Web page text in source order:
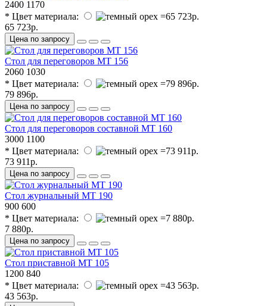
2400 1170
* Цвет материала:
65 723р.
Цена по запросу
Стол для переговоров МТ 156
2060 1030
* Цвет материала:
79 896р.
Цена по запросу
Стол для переговоров составной МТ 160
3000 1100
* Цвет материала:
73 911р.
Цена по запросу
Стол журнальный МТ 190
900 600
* Цвет материала:
7 880р.
Цена по запросу
Стол приставной МТ 105
1200 840
* Цвет материала:
43 563р.